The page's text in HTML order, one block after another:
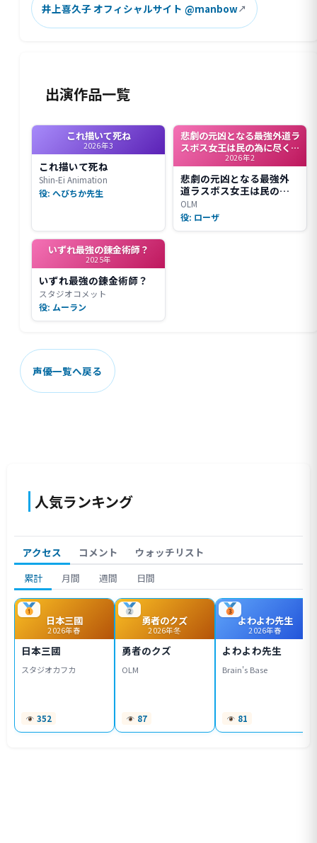
井上喜久子 オフィシャルサイト @manbow
出演作品一覧
これ描いて死ね
2026年3
これ描いて死ね
Shin-Ei Animation
役: へびちか先生
悲劇の元凶となる最強外道ラ
スボス女王は民の為に尽くし
ます。Season2
2026年2
悲劇の元凶となる最強外
道ラスボス女王は民の為
に尽くします。Season2
OLM
役: ローザ
いずれ最強の錬金術師？
2025年
いずれ最強の錬金術師？
スタジオコメット
役: ムーラン
声優一覧へ戻る
人気ランキング
アクセス コメント ウォッチリスト
累計 月間 週間 日間
日本三國
2026年春
日本三國
スタジオカフカ
352
勇者のクズ
2026年冬
勇者のクズ
OLM
87
よわよわ先生
2026年春
よわよわ先生
Brain's Base
81